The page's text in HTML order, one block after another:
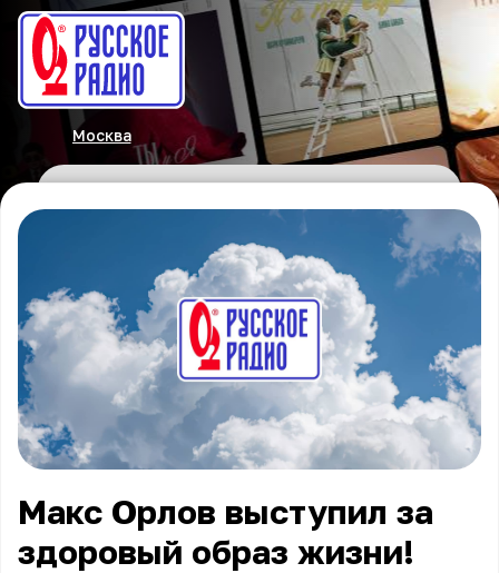
Москва
Макс Орлов выступил за
здоровый образ жизни!